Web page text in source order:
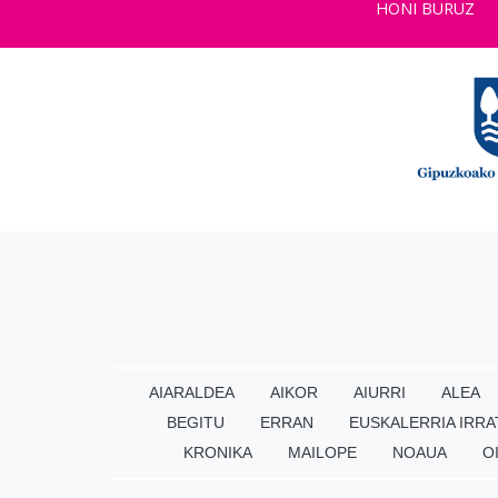
HONI BURUZ
AIARALDEA AIKOR AIURRI ALEA
BEGITU
ERRAN EUSKALERRIA
KRONIKA
MAILOPE NOAUA